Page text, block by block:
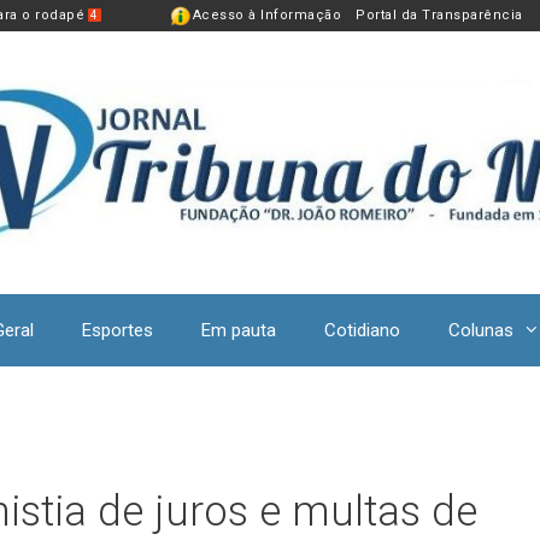
o rodapé 4 Acesso à Informação Portal da Transparência
Esportes Em pauta Cotidiano Colunas
de juros e multas de